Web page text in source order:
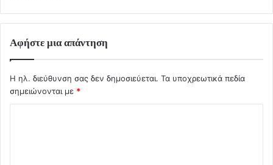
Αφήστε μια απάντηση
Η ηλ. διεύθυνση σας δεν δημοσιεύεται. Τα υποχρεωτικά πεδία
σημειώνονται με *